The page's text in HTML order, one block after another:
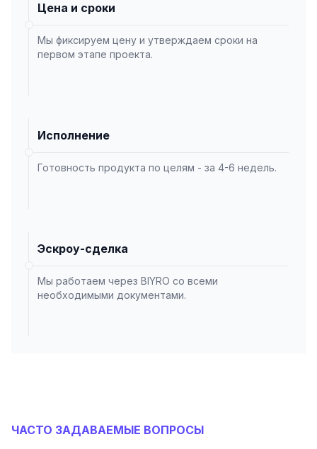
Цена и сроки
Мы фиксируем цену и утверждаем сроки на
первом этапе проекта.
Исполнение
Готовность продукта по целям - за 4-6 недель.
Эскроу-сделка
Мы работаем через BIYRO со всеми
необходимыми документами.
ЧАСТО ЗАДАВАЕМЫЕ ВОПРОСЫ